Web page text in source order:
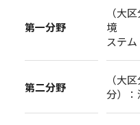
第一分野
（大
境 （
ステム
第二分野
（大
分）